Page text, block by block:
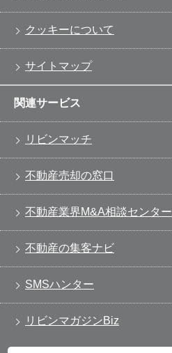
クッキーについて
サイトマップ
関連サービス
リビンマッチ
不動産売却の窓口
不動産業界M&A相談センター
不動産の集客ナビ
SMSハンター
リビンマガジンBiz